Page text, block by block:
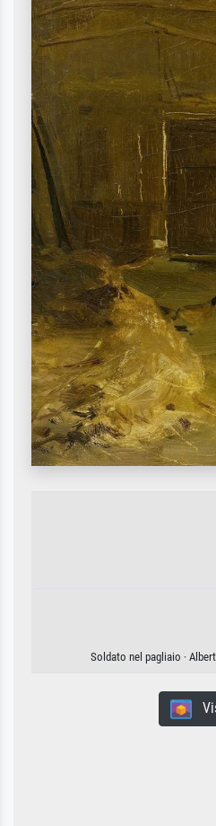
Soldato nel pagliaio ·